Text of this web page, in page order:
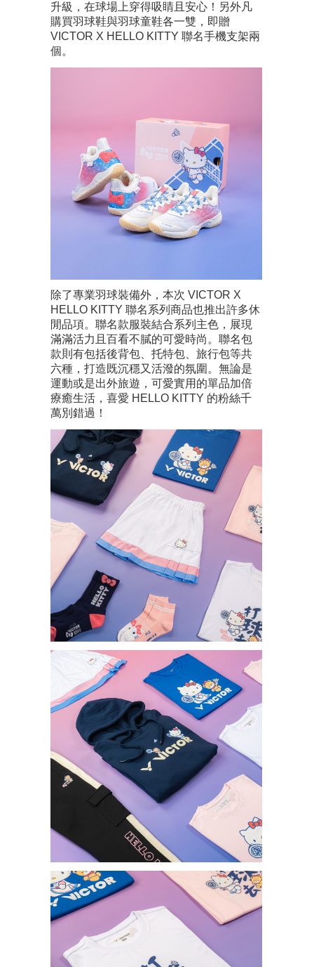
升級，在球場上穿得吸睛且安心！另外凡
購買羽球鞋與羽球童鞋各一雙，即贈
VICTOR X HELLO KITTY 聯名手機支架兩
個。
除了專業羽球裝備外，本次 VICTOR X
HELLO KITTY 聯名系列商品也推出許多休
閒品項。聯名款服裝結合系列主色，展現
滿滿活力且百看不膩的可愛時尚。聯名包
款則有包括後背包、托特包、旅行包等共
六種，打造既沉穩又活潑的氛圍。無論是
運動或是出外旅遊，可愛實用的單品加倍
療癒生活，喜愛 HELLO KITTY 的粉絲千
萬別錯過！